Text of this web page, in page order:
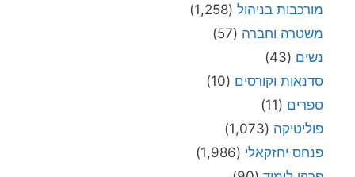
מורכבות בניהול (1,258)
משטרה וחברה (57)
נשים (43)
סדנאות וקורסים (10)
ספרים (11)
פוליטיקה (1,073)
פנחס יחזקאלי (1,986)